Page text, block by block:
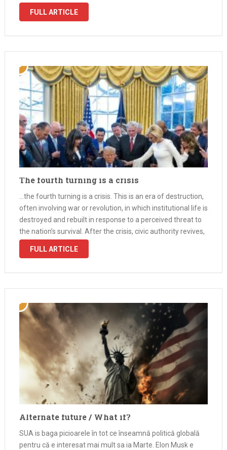
religioase conservatoare …
FULL ARTICLE
The fourth turning is a crisis
…the fourth turning is a crisis. This is an era of destruction,
often involving war or revolution, in which institutional life is
destroyed and rebuilt in response to a perceived threat to
the nation’s survival. After the crisis, civic authority revives,
cultural expression redirects toward community purpose, …
FULL ARTICLE
Alternate future / What if?
SUA is baga picioarele în tot ce înseamnă politică globală
pentru că e interesat mai mult sa ia Marte. Elon Musk e